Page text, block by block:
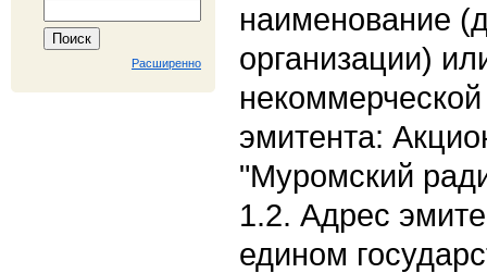
Расширенно
наименование
организации)
эмитента:
"Муромский
1.2. Адрес
едином